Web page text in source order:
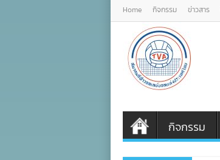
Home กิจกรรม ข่าวสาร
กิจกรรม